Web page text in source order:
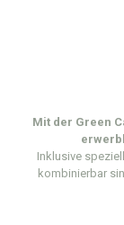
Mit der Green
Inklusive
kombinierbar